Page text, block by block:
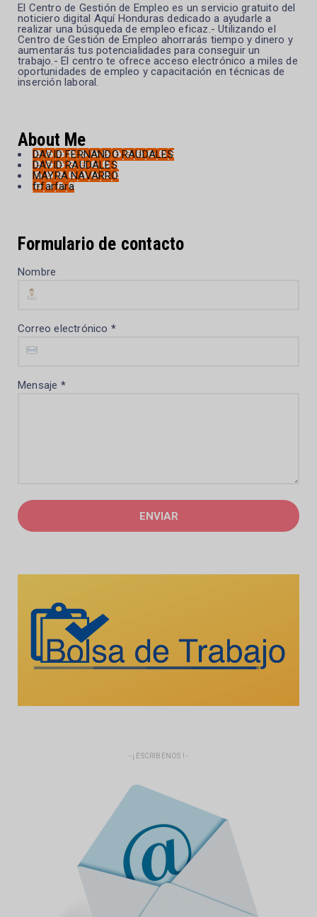
El Centro de Gestión de Empleo es un servicio gratuito del
noticiero digital Aquí Honduras dedicado a ayudarle a
realizar una búsqueda de empleo eficaz.- Utilizando el
Centro de Gestión de Empleo ahorrarás tiempo y dinero y
aumentarás tus potencialidades para conseguir un
trabajo.- El centro te ofrece acceso electrónico a miles de
oportunidades de empleo y capacitación en técnicas de
inserción laboral.
About Me
DAVID FERNANDO RAUDALES
DAVID RAUDALES
MAYRA NAVARRO
frfarfara
Formulario de contacto
Nombre
Correo electrónico *
Mensaje *
- ¡ ESCRIBENOS ! -